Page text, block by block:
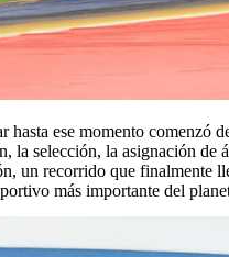
hasta ese momento comenzó
la selección, la asignación de
un recorrido que finalmente
más importante del